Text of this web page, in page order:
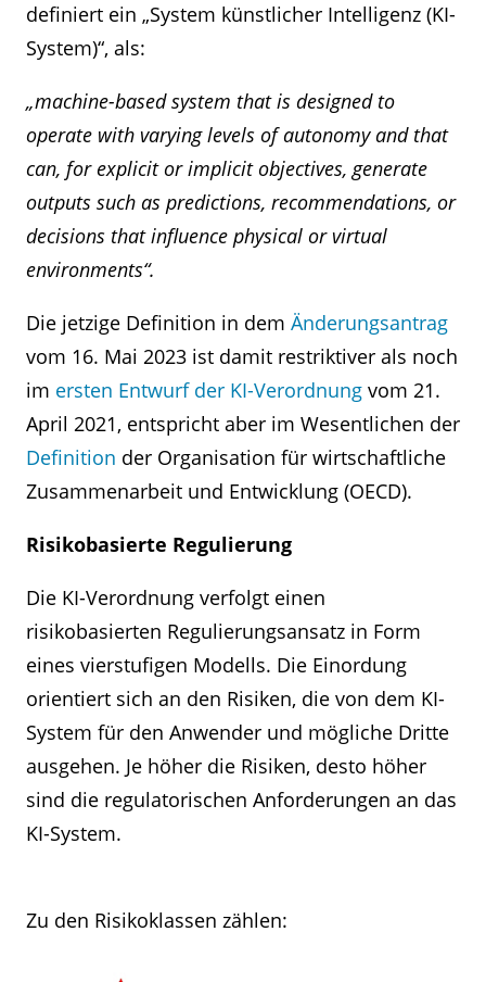
definiert ein „System künstlicher Intelligenz (KI-
System)“, als:
„machine-based system that is designed to
operate with varying levels of autonomy and that
can, for explicit or implicit objectives, generate
outputs such as predictions, recommendations, or
decisions that influence physical or virtual
environments“.
Die jetzige Definition in dem Änderungsantrag
vom 16. Mai 2023 ist damit restriktiver als noch
im ersten Entwurf der KI-Verordnung vom 21.
April 2021, entspricht aber im Wesentlichen der
Definition der Organisation für wirtschaftliche
Zusammenarbeit und Entwicklung (OECD).
Risikobasierte Regulierung
Die KI-Verordnung verfolgt einen
risikobasierten Regulierungsansatz in Form
eines vierstufigen Modells. Die Einordung
orientiert sich an den Risiken, die von dem KI-
System für den Anwender und mögliche Dritte
ausgehen. Je höher die Risiken, desto höher
sind die regulatorischen Anforderungen an das
KI-System.
Zu den Risikoklassen zählen: